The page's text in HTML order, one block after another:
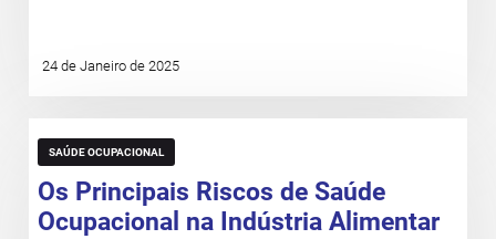
24 de Janeiro de 2025
SAÚDE OCUPACIONAL
Os Principais Riscos de Saúde
Ocupacional na Indústria Alimentar